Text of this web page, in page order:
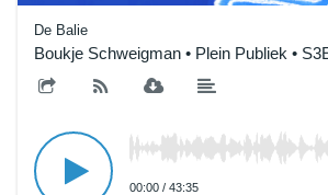
De Balie
Boukje Schweigman • Plein Publiek •
00:00 / 43:35